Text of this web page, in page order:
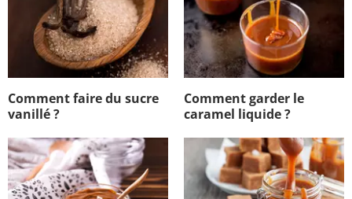
Comment faire du sucre
vanillé ?
Comment garder le
caramel liquide ?